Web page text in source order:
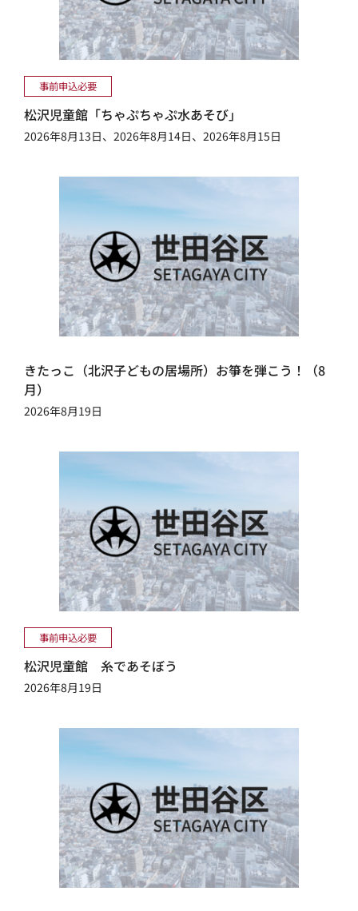
事前申込必要
松沢児童館「ちゃぷちゃぷ水あそび」
2026年8月13日、2026年8月14日、2026年8月15日
きたっこ（北沢子どもの居場所）お箏を弾こう！（8
月）
2026年8月19日
事前申込必要
松沢児童館 糸であそぼう
2026年8月19日